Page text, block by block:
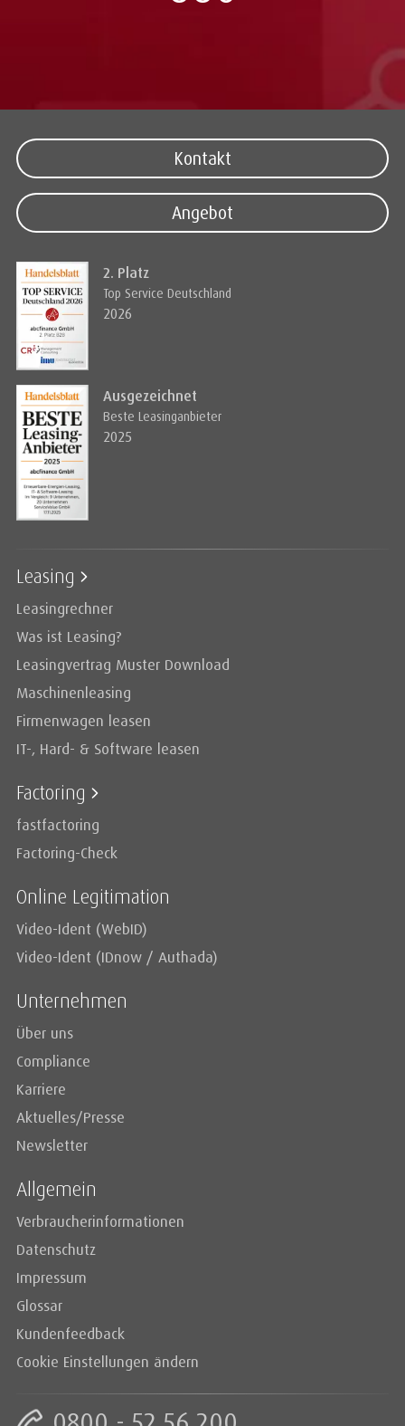
Kontakt
Angebot
2. Platz
Top Service Deutschland
2026
Ausgezeichnet
Beste Leasinganbieter
2025
Leasing
Leasingrechner
Was ist Leasing?
Leasingvertrag Muster Download
Maschinenleasing
Firmenwagen leasen
IT-, Hard- & Software leasen
Factoring
fastfactoring
Factoring-Check
Online Legitimation
Video-Ident (WebID)
Video-Ident (IDnow / Authada)
Unternehmen
Über uns
Compliance
Karriere
Aktuelles/Presse
Newsletter
Allgemein
Verbraucherinformationen
Datenschutz
Impressum
Glossar
Kundenfeedback
Cookie Einstellungen ändern